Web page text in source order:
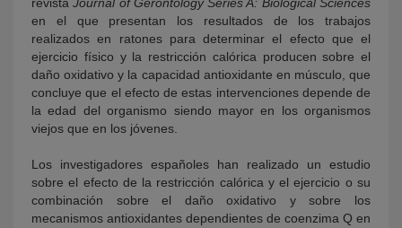
en el que presentan los resultados de los trabajos
realizados en ratones para determinar el efecto que el
ejercicio físico y la restricción calórica producen sobre el
daño oxidativo y la capacidad antioxidante en músculo, que
concluye que el efecto de estas intervenciones depende de
la edad del organismo siendo mayor en los organismos
viejos que en los jóvenes.
Los investigadores españoles han realizado un estudio
sobre el efecto de la restricción calórica y el ejercicio o su
combinación sobre el daño oxidativo y sobre los
mecanismos antioxidantes dependientes de coenzima Q en